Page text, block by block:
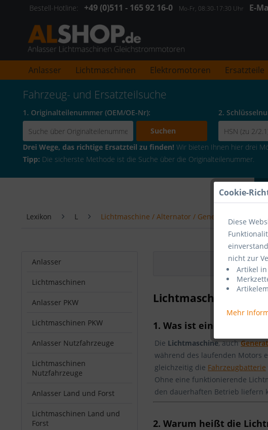
Bestell-Hotline: +49 (0)511 - 165 92 16-0 Mo-Fr, 08:30-17:30 Uhr E-
Anlasser Lichtmaschinen Elektromotoren Ersatzteile
Fahrzeug- und Ersatzteilsuche
1. Originalteilenummer (OEM/OE-Nr):
Suchen
2.
Drei Wege, das richtige Ersatzteil zu finden! Wir bieten Ihnen hier drei
Tipp: Die sicherste Methode ist die Suche über die Originalteilenummer.
Lexikon L Lichtmaschine / Alternator / Generator
Anlasser
Lichtmaschinen
Anlasser PKW
Lichtmaschinen PKW
Anlasser Nutzfahrzeuge
Lichtmaschinen
Nutzfahrzeuge
Anlasser Land und Forst
Lichtmaschinen Land und
Forst
0-9 A
Lichtmaschine /
1. Was ist eine
Die Lichtmaschine, auch
während des laufenden Motors
gleichzeitig die Fahrzeugbatterie
Ohne eine funktionierende
den dauerhaften Betrieb liefern
2. Warum heißt die
Cookie-
Diese
nicht zur
Artikel
Mehr